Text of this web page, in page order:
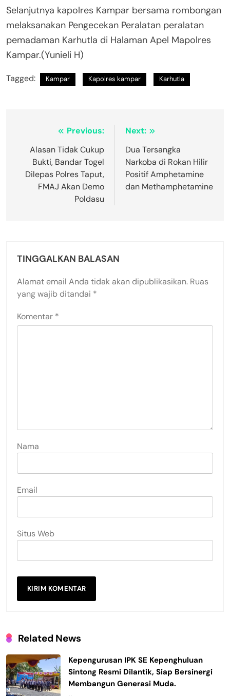
Selanjutnya kapolres Kampar bersama rombongan
melaksanakan Pengecekan Peralatan peralatan
pemadaman Karhutla di Halaman Apel Mapolres
Kampar.(Yunieli H)
Tagged: Kampar Kapolres kampar Karhutla
Navigasi
pos
Previous:
Alasan Tidak Cukup
Bukti, Bandar Togel
Dilepas Polres Taput,
FMAJ Akan Demo
Poldasu
Next:
Dua Tersangka
Narkoba di Rokan Hilir
Positif Amphetamine
dan Methamphetamine
TINGGALKAN BALASAN
Alamat email Anda tidak akan dipublikasikan. Ruas
yang wajib ditandai *
Komentar *
Nama
Email
Situs Web
Related News
Kepengurusan IPK SE Kepenghuluan
Sintong Resmi Dilantik, Siap Bersinergi
Membangun Generasi Muda.